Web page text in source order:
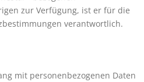
zur Verfügung, ist er für die
verantwortlich.
mit personenbezogenen Daten